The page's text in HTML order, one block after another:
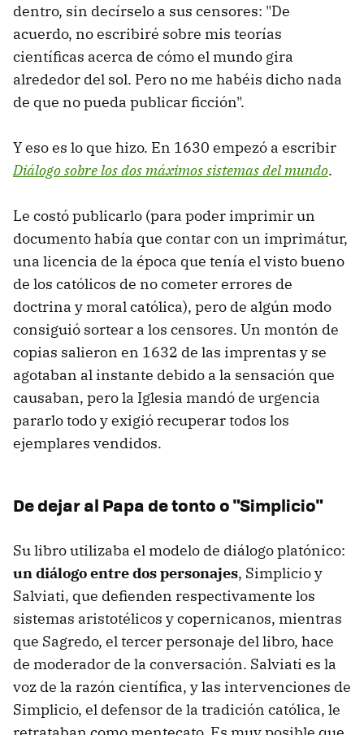
dentro, sin decírselo a sus censores: "De
acuerdo, no escribiré sobre mis teorías
científicas acerca de cómo el mundo gira
alrededor del sol. Pero no me habéis dicho nada
de que no pueda publicar ficción".
Y eso es lo que hizo. En 1630 empezó a escribir
Diálogo sobre los dos máximos sistemas del mundo.
Le costó publicarlo (para poder imprimir un
documento había que contar con un imprimátur,
una licencia de la época que tenía el visto bueno
de los católicos de no cometer errores de
doctrina y moral católica), pero de algún modo
consiguió sortear a los censores. Un montón de
copias salieron en 1632 de las imprentas y se
agotaban al instante debido a la sensación que
causaban, pero la Iglesia mandó de urgencia
pararlo todo y exigió recuperar todos los
ejemplares vendidos.
De dejar al Papa de tonto o "Simplicio"
Su libro utilizaba el modelo de diálogo platónico:
un diálogo entre dos personajes, Simplicio y
Salviati, que defienden respectivamente los
sistemas aristotélicos y copernicanos, mientras
que Sagredo, el tercer personaje del libro, hace
de moderador de la conversación. Salviati es la
voz de la razón científica, y las intervenciones de
Simplicio, el defensor de la tradición católica, le